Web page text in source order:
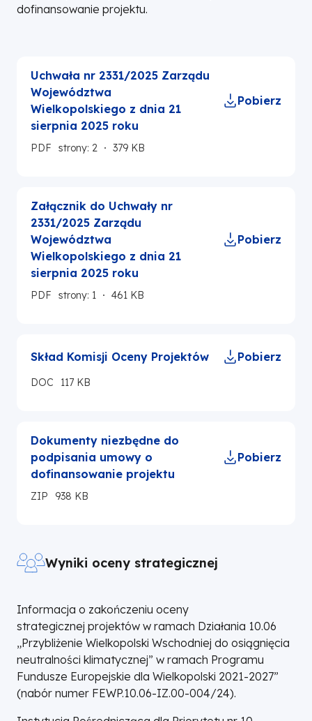
dofinansowanie projektu.
Uchwała nr 2331/2025 Zarządu
Województwa
Wielkopolskiego z dnia 21
sierpnia 2025 roku
Pobierz
PDF strony: 2 379 KB
Załącznik do Uchwały nr
2331/2025 Zarządu
Województwa
Wielkopolskiego z dnia 21
sierpnia 2025 roku
Pobierz
PDF strony: 1 461 KB
Skład Komisji Oceny Projektów Pobierz
DOC 117 KB
Dokumenty niezbędne do
podpisania umowy o
dofinansowanie projektu
Pobierz
ZIP 938 KB
Wyniki oceny strategicznej
Informacja o zakończeniu oceny
strategicznej projektów w ramach Działania 10.06
„Przybliżenie Wielkopolski Wschodniej do osiągnięcia
neutralności klimatycznej” w ramach Programu
Fundusze Europejskie dla Wielkopolski 2021-2027”
(nabór numer FEWP.10.06-IZ.00-004/24).